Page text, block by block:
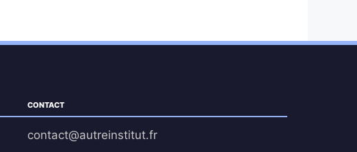
CONTACT
contact@autreinstitut.fr